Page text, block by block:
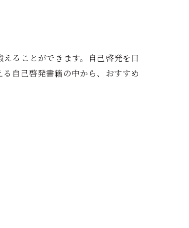
ることができます。自己啓発を目
自己啓発書籍の中から、おすすめ